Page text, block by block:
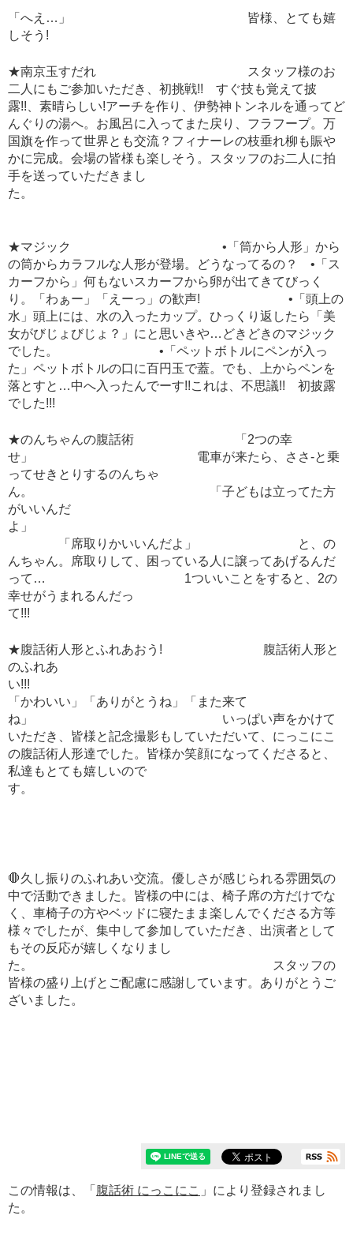
「へえ…」 皆様、とても嬉
しそう!
★南京玉すだれ スタッフ様のお
二人にもご参加いただき、初挑戦!! すぐ技も覚えて披
露!!、素晴らしい!アーチを作り、伊勢神トンネルを通ってど
んぐりの湯へ。お風呂に入ってまた戻り、フラフープ。万
国旗を作って世界とも交流？フィナーレの枝垂れ柳も賑や
かに完成。会場の皆様も楽しそう。スタッフのお二人に拍
手を送っていただきまし
た。
★マジック •「筒から人形」から
の筒からカラフルな人形が登場。どうなってるの？ •「ス
カーフから」何もないスカーフから卵が出てきてびっく
り。「わぁー」「えーっ」の歓声! •「頭上の
水」頭上には、水の入ったカップ。ひっくり返したら「美
女がびじょびじょ？」にと思いきや…どきどきのマジック
でした。 •「ペットボトルにペンが入っ
た」ペットボトルの口に百円玉で蓋。でも、上からペンを
落とすと…中へ入ったんでーす!!これは、不思議!! 初披露
でした!!!
★のんちゃんの腹話術 「2つの幸
せ」 電車が来たら、ささ-と乗
ってせきとりするのんちゃ
ん。 「子どもは立ってた方
がいいんだ
よ」
「席取りかいいんだよ」 と、の
んちゃん。席取りして、困っている人に譲ってあげるんだ
って… 1ついいことをすると、2の
幸せがうまれるんだっ
て!!!
★腹話術人形とふれあおう! 腹話術人形と
のふれあ
い!!!
「かわいい」「ありがとうね」「また来て
ね」 いっぱい声をかけて
いただき、皆様と記念撮影もしていただいて、にっこにこ
の腹話術人形達でした。皆様か笑顔になってくださると、
私達もとても嬉しいので
す。
🛑久し振りのふれあい交流。優しさが感じられる雰囲気の
中で活動できました。皆様の中には、椅子席の方だけでな
く、車椅子の方やベッドに寝たまま楽しんでくださる方等
様々でしたが、集中して参加していただき、出演者として
もその反応が嬉しくなりまし
た。 スタッフの
皆様の盛り上げとご配慮に感謝しています。ありがとうご
ざいました。
この情報は、「 腹話術 にっこにこ 」により登録されまし
た。